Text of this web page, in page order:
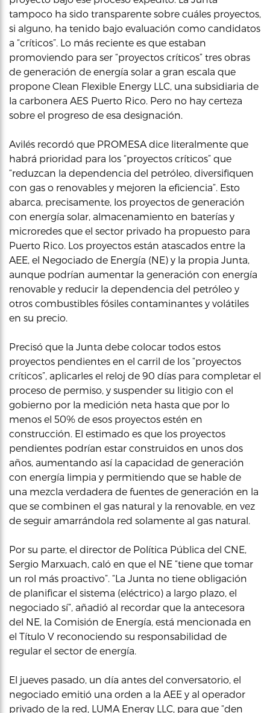
tampoco ha sido transparente sobre cuáles proyectos,
si alguno, ha tenido bajo evaluación como candidatos
a “críticos”. Lo más reciente es que estaban
promoviendo para ser “proyectos críticos” tres obras
de generación de energía solar a gran escala que
propone Clean Flexible Energy LLC, una subsidiaria de
la carbonera AES Puerto Rico. Pero no hay certeza
sobre el progreso de esa designación.
Avilés recordó que PROMESA dice literalmente que
habrá prioridad para los “proyectos críticos” que
“reduzcan la dependencia del petróleo, diversifiquen
con gas o renovables y mejoren la eficiencia”. Esto
abarca, precisamente, los proyectos de generación
con energía solar, almacenamiento en baterías y
microredes que el sector privado ha propuesto para
Puerto Rico. Los proyectos están atascados entre la
AEE, el Negociado de Energía (NE) y la propia Junta,
aunque podrían aumentar la generación con energía
renovable y reducir la dependencia del petróleo y
otros combustibles fósiles contaminantes y volátiles
en su precio.
Precisó que la Junta debe colocar todos estos
proyectos pendientes en el carril de los “proyectos
críticos”, aplicarles el reloj de 90 días para completar el
proceso de permiso, y suspender su litigio con el
gobierno por la medición neta hasta que por lo
menos el 50% de esos proyectos estén en
construcción. El estimado es que los proyectos
pendientes podrían estar construidos en unos dos
años, aumentando así la capacidad de generación
con energía limpia y permitiendo que se hable de
una mezcla verdadera de fuentes de generación en la
que se combinen el gas natural y la renovable, en vez
de seguir amarrándola red solamente al gas natural.
Por su parte, el director de Política Pública del CNE,
Sergio Marxuach, caló en que el NE “tiene que tomar
un rol más proactivo”. “La Junta no tiene obligación
de planificar el sistema (eléctrico) a largo plazo, el
negociado sí”, añadió al recordar que la antecesora
del NE, la Comisión de Energía, está mencionada en
el Título V reconociendo su responsabilidad de
regular el sector de energía.
El jueves pasado, un día antes del conversatorio, el
negociado emitió una orden a la AEE y al operador
privado de la red, LUMA Energy LLC, para que “den